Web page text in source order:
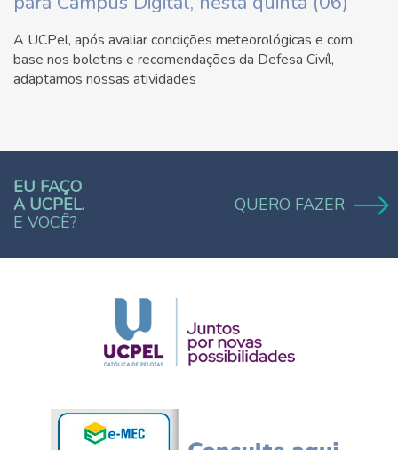
A UCPel, após avaliar condições meteorológicas e com
base nos boletins e recomendações da Defesa Civíl,
adaptamos nossas atividades
EU FAÇO
A UCPEL.
E VOCÊ?
QUERO FAZER